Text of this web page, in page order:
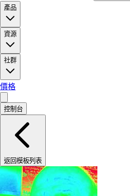
產品
資源
社群
價格
控制台
返回模板列表